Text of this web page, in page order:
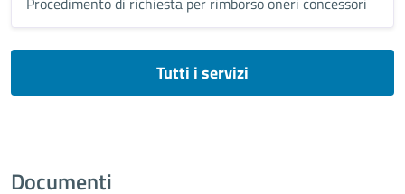
Tutti i servizi
Documenti